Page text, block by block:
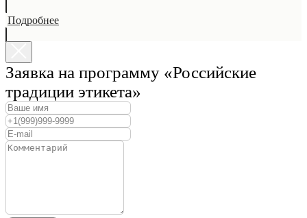
Подробнее
Заявка на программу «Российские
традиции этикета»